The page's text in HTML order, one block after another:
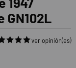
GN102L
ver opinión(es)